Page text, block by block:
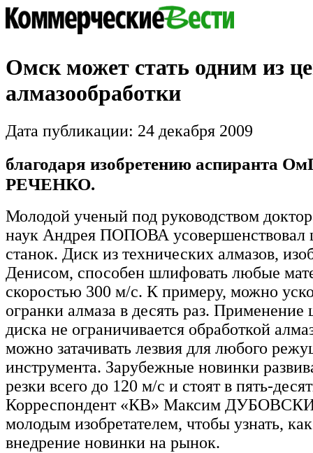
Омск может стать одним из
алмазообработки
Дата публикации: 24 декабря 2009
благодаря изобретению аспиранта
РЕЧЕНКО.
Молодой ученый под руководством
наук Андрея ПОПОВА
станок. Диск из технических алмазов,
Денисом, способен шлифовать любые
скоростью 300 м/с. К примеру, можно
огранки алмаза в десять раз.
диска не ограничивается обработкой
можно затачивать лезвия для любого
инструмента. Зарубежные новинки
резки всего до 120 м/с и стоят в пять-
Корреспондент «КВ» Максим
молодым изобретателем, чтобы узнать,
внедрение новинки на рынок.